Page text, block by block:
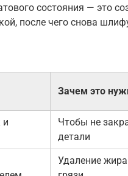
состояния — это
после чего снова
Зачем это
и
Чтобы не
детали
Удаление